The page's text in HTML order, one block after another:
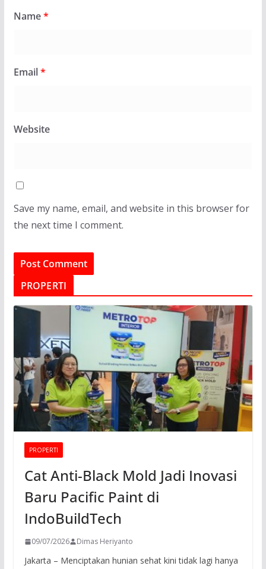
Name*
Email*
Website
Save my name, email, and website in this browser for
the next time I comment.
PROPERTI
PROPERTI
Cat Anti-Black Mold Jadi Inovasi
Baru Pacific Paint di
IndoBuildTech
09/07/2026 Dimas Heriyanto
Jakarta – Menciptakan hunian sehat kini tidak lagi hanya